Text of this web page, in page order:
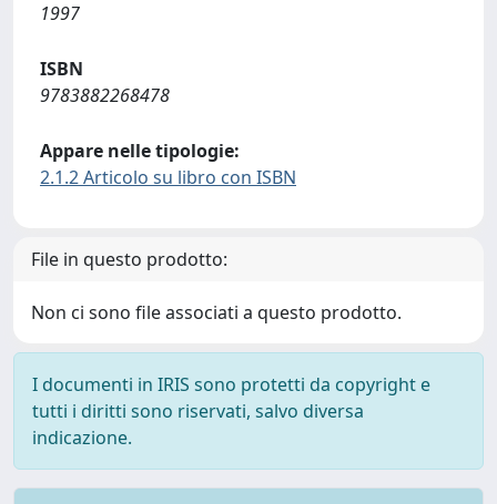
1997
ISBN
9783882268478
Appare nelle tipologie:
2.1.2 Articolo su libro con ISBN
File in questo prodotto:
Non ci sono file associati a questo prodotto.
I documenti in IRIS sono protetti da copyright e
tutti i diritti sono riservati, salvo diversa
indicazione.